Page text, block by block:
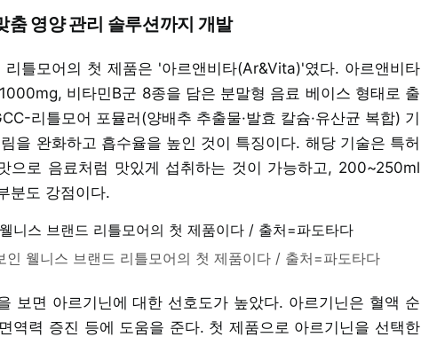
영양 관리 솔루션까지 개발
틀모어의 첫 제품은 '아르앤비타(Ar&Vita)'였다. 아르앤비타
비타민B군 8종을 담은 분말형 음료 베이스 형태로 출
리틀모어 포뮬러(양배추 추출물·발효 칼슘·유산균 복합) 기
을 완화하고 흡수율을 높인 것이 특징이다. 해당 기술은 특허
으로 음료처럼 맛있게 섭취하는 것이 가능하고, 200~250ml
분도 강점이다.
인 웰니스 브랜드 리틀모어의 첫 제품이다 / 출처=파도타다
보면 아르기닌에 대한 선호도가 높았다. 아르기닌은 혈액 순
역력 증진 등에 도움을 준다. 첫 제품으로 아르기닌을 선택한